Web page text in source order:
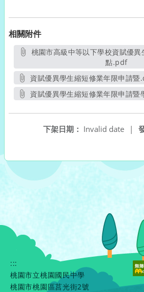
相關附件
點.pdf另開
資賦優異學生縮短修業年限申請暨
另開新視窗
資賦優異學生縮短修業年限申請暨
下架日期： Invalid date
|
:::
桃園市立桃園國民中學
桃園市桃園區莒光街2號